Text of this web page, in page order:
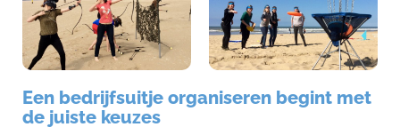
Een bedrijfsuitje organiseren begint met
de juiste keuzes